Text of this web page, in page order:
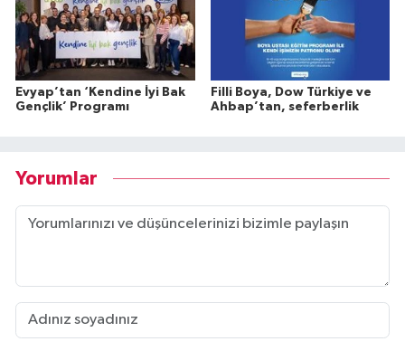
Evyap’tan ‘Kendine İyi Bak
Gençlik’ Programı
Filli Boya, Dow Türkiye ve
Ahbap’tan, seferberlik
Yorumlar